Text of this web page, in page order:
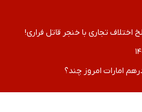
اختلاف تجاری با خنجر قاتل فراری!